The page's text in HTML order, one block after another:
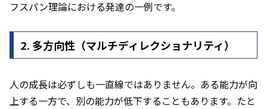
フスパン理論における発達の一例です。
2. 多方向性（マルチディレクショナリティ）
人の成長は必ずしも一直線ではありません。ある能力が向
上する一方で、別の能力が低下することもあります。たと